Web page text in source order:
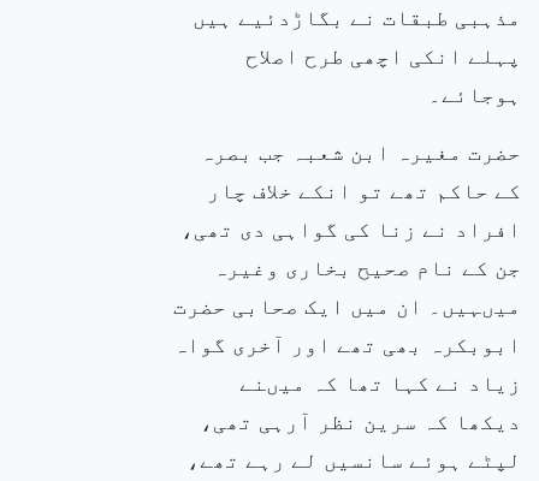
مذہبی طبقات نے بگاڑدئیے ہیں
پہلے انکی اچھی طرح اصلاح
ہوجائے۔
حضرت مغیرہ ابن شعبہ جب بصرہ
کے حاکم تھے تو انکے خلاف چار
افراد نے زنا کی گواہی دی تھی،
جن کے نام صحیح بخاری وغیرہ
میںہیں۔ ان میں ایک صحابی حضرت
ابوبکرہ بھی تھے اور آخری گواہ
زیاد نے کہا تھا کہ میںنے
دیکھا کہ سرین نظر آرہی تھی،
لپٹے ہوئے سانسیں لے رہے تھے،